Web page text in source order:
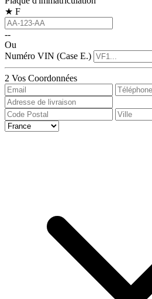
★ F
--
Ou
Numéro VIN (Case E.)
2 Vos Coordonnées